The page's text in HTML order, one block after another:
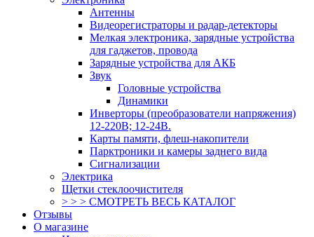
Антенны
Видеорегистраторы и радар-детекторы
Мелкая электроника, зарядные устройства
для гаджетов, провода
Зарядные устройства для АКБ
Звук
Головные устройства
Динамики
Инверторы (преобразователи напряжения)
12-220В; 12-24В.
Карты памяти, флеш-накопители
Парктроники и камеры заднего вида
Сигнализации
Электрика
Щетки стеклоочистителя
> > > СМОТРЕТЬ ВЕСЬ КАТАЛОГ
Отзывы
О магазине